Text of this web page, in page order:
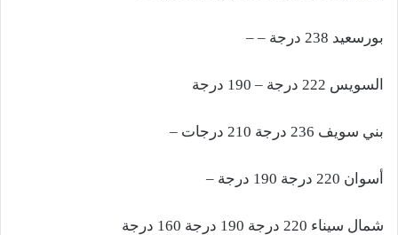
بورسعيد 238 درجة – –
السويس 222 درجة – 190 درجة
بني سويف 236 درجة 210 درجات –
أسوان 220 درجة 190 درجة –
شمال سيناء 220 درجة 190 درجة 160 درجة